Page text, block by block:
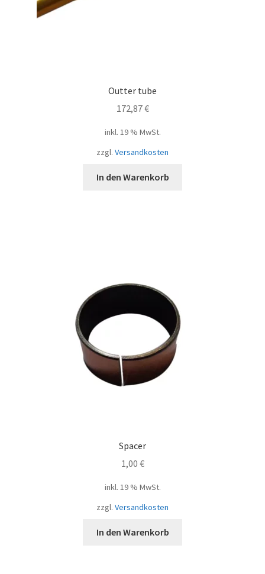
Outter tube
172,87€
inkl. 19 % MwSt.
zzgl. Versandkosten
In den Warenkorb
Spacer
1,00 €
inkl. 19 % MwSt.
zzgl. Versandkosten
In den Warenkorb